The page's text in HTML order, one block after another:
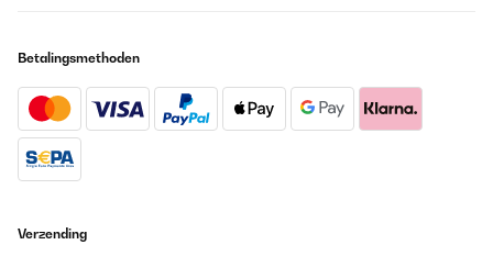
Betalingsmethoden
Verzending